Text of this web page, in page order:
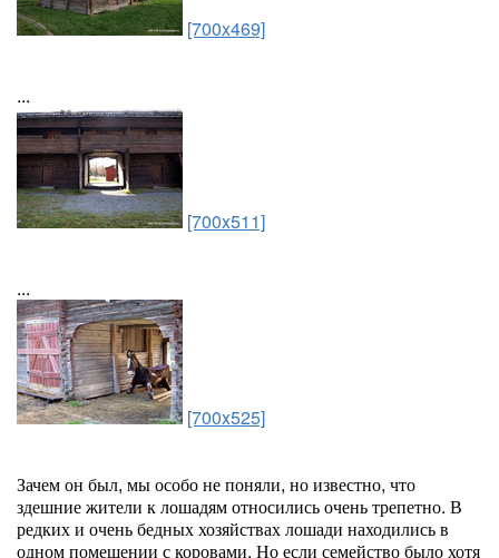
[700x469]
...
[700x511]
...
[700x525]
Зачем он был, мы особо не поняли, но известно, что
здешние жители к лошадям относились очень трепетно. В
редких и очень бедных хозяйствах лошади находились в
одном помещении с коровами. Но если семейство было хотя